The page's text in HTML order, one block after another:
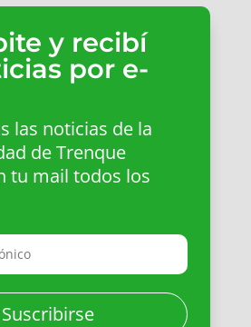
y recibí
por e-
las noticias de la
de Trenque
tu mail todos los
Suscribirse